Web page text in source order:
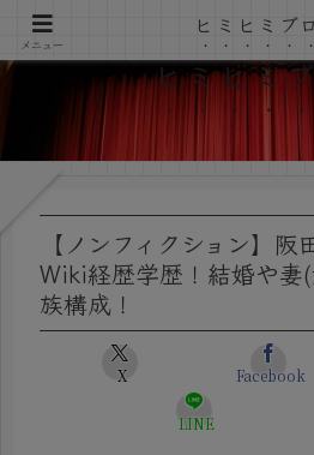
ヒミヒミ
【ノンフィクション】阪
Wiki経歴学歴！結婚や妻
族構成！
X Facebook
LINE
メニュー
ヒミヒミブ